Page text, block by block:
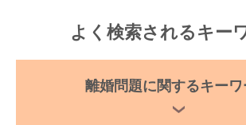
よく検索されるキー
離婚問題に関するキーワ